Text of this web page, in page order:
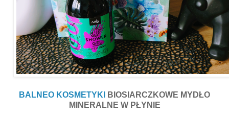
BALNEO KOSMETYKI
BIOSIARCZKOWE MYDŁO
MINERALNE W PŁYNIE